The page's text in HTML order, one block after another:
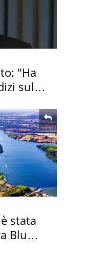
"Ha
sul
stata
Blu